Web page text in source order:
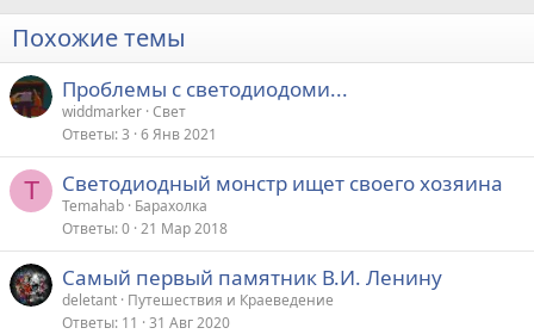
Похожие темы
Проблемы с светодиодоми...
widdmarker Свет
Ответы 3 6 Янв 2021
T Светодиодный монстр ищет своего хозяина
Temahab Барахолка
Ответы 0 21 Мар 2018
Самый первый памятник В.И. Ленину
deletant Путешествия и Краеведение
Ответы 11 31 Авг 2020